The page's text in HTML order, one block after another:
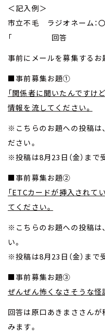
＜記入例＞
市立不毛 ラジオネーム：
「 回答
事前にメールを募集するお
■事前募集お題①
「関係者に聞いたんですけ
情報を流してください。
※こちらのお題への投稿は
ださい。
※投稿は8月23日（金）まで
■事前募集お題②
「ETCカードが挿入されて
てください。
※こちらのお題への投稿は
い。
※投稿は8月23日（金）まで
■事前募集お題③
ぜんぜん怖くなさそうな怪
回答は原口あきまささん
みます。